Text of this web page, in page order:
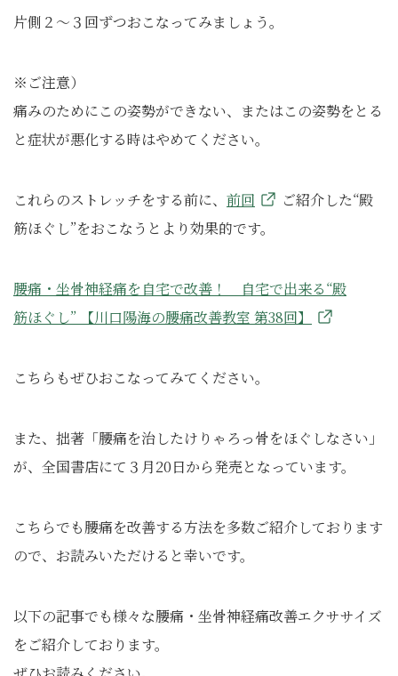
片側２～３回ずつおこなってみましょう。
※ご注意）
痛みのためにこの姿勢ができない、またはこの姿勢をとる
と症状が悪化する時はやめてください。
これらのストレッチをする前に、 前回
ご紹介した“殿
筋ほぐし”をおこなうとより効果的です。
腰痛・坐骨神経痛を自宅で改善！ 自宅で出来る“殿
筋ほぐし” 【川口陽海の腰痛改善教室 第38回】
こちらもぜひおこなってみてください。
また、拙著「腰痛を治したけりゃろっ骨をほぐしなさい」
が、全国書店にて３月20日から発売となっています。
こちらでも腰痛を改善する方法を多数ご紹介しております
ので、お読みいただけると幸いです。
以下の記事でも様々な腰痛・坐骨神経痛改善エクササイズ
をご紹介しております。